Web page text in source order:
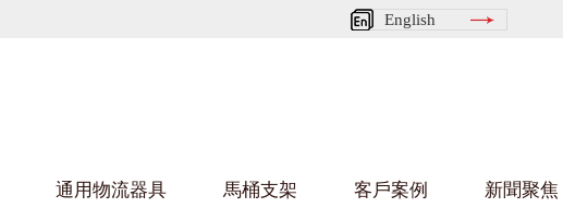
English
通用物流器具 馬桶支架 客戶案例 新聞聚焦